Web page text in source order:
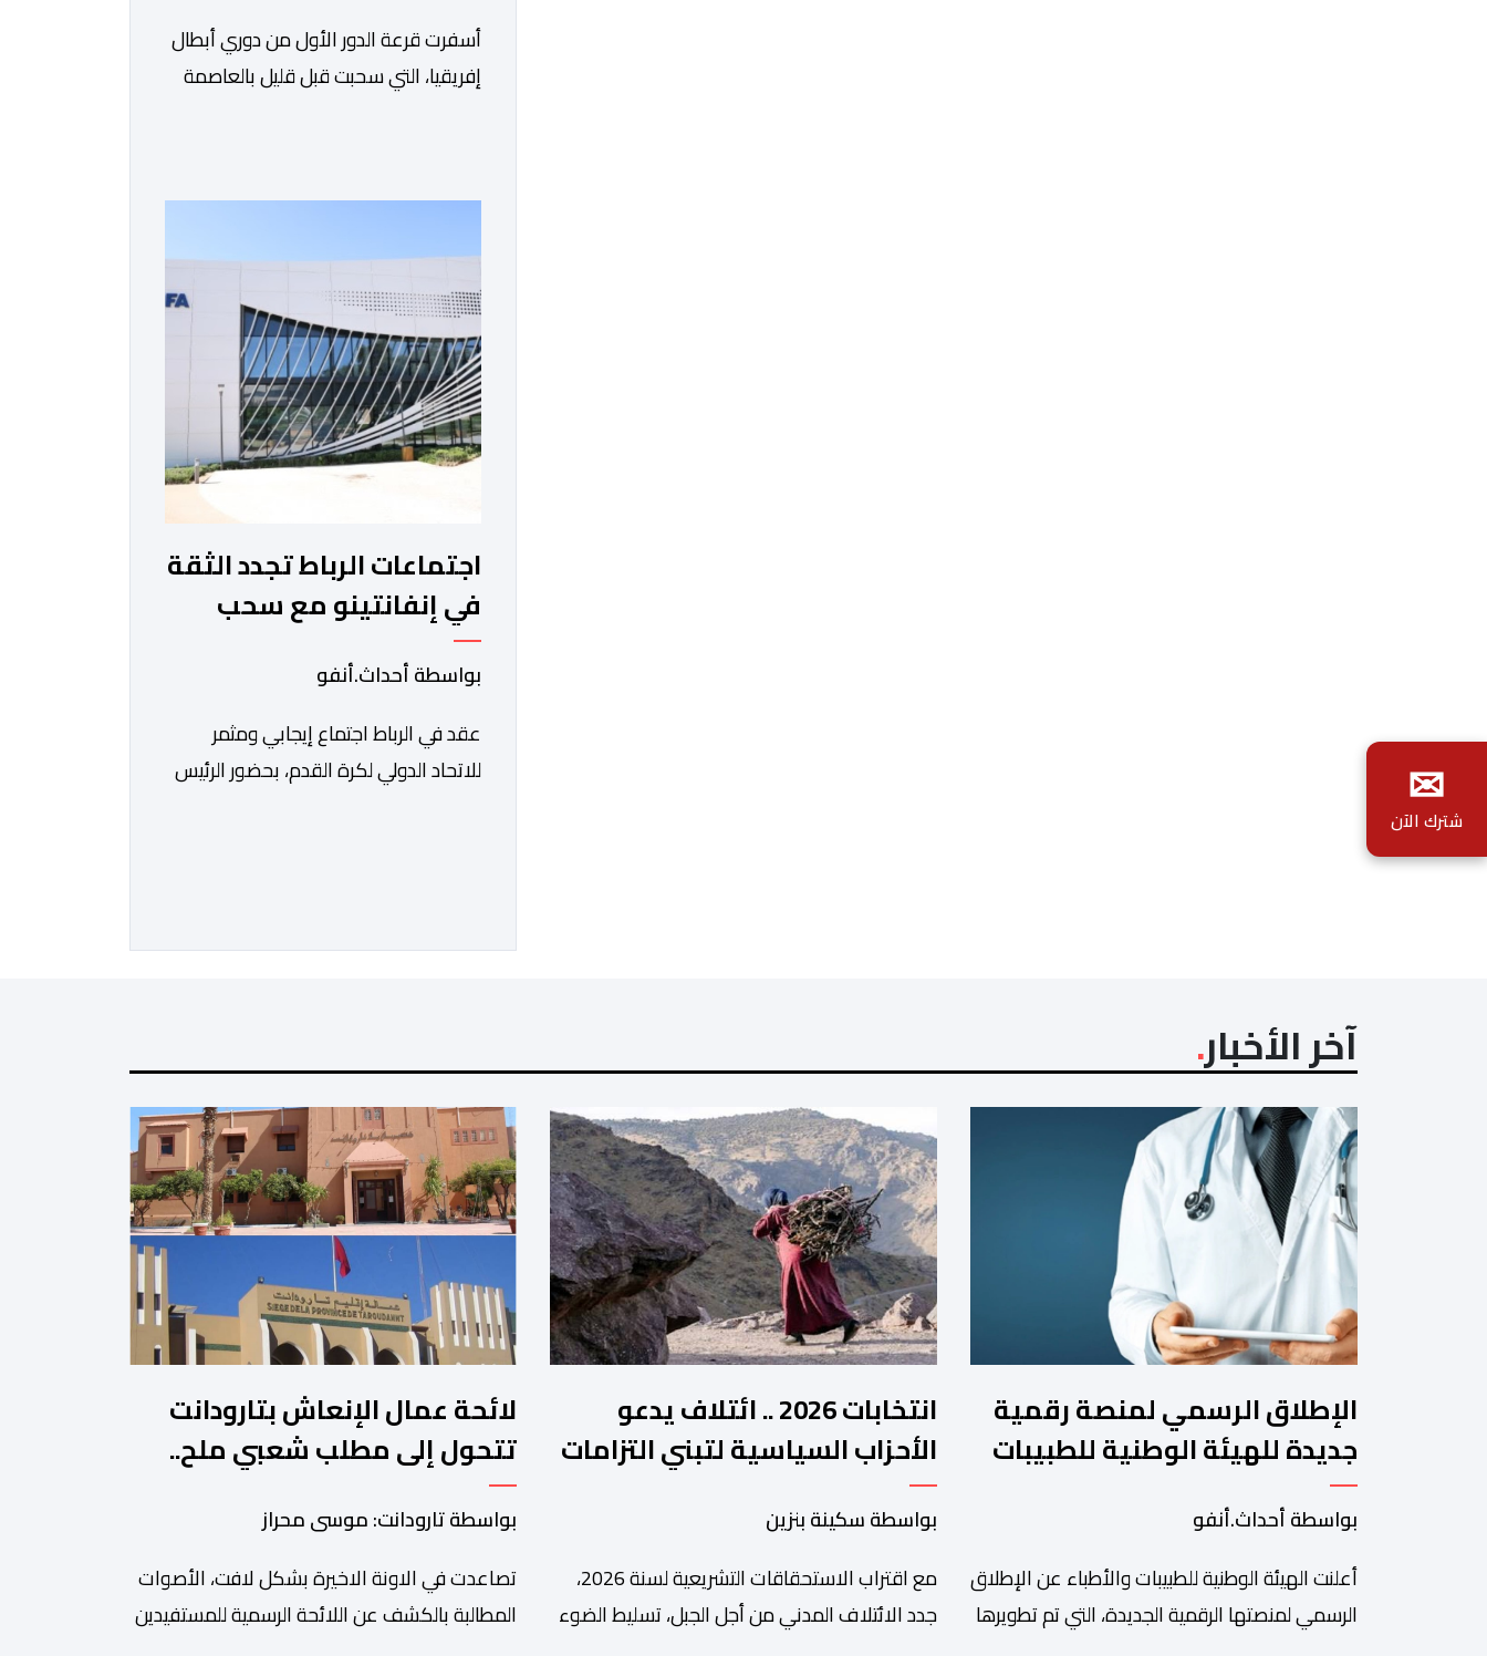
أسفرت قرعة الدور الأول من دوري أبطال
إفريقيا، التي سحبت قبل قليل بالعاصمة
موعد في هذا الدور مع الفائز من المباراة
التي تجمع بين ستار سبورت السييراليوني
ونادي المدينة الغامبي، حيث يطمح
الفريق […]
اجتماعات الرباط تجدد الثقة
في إنفانتينو مع سحب
مشروع الفيفا
بواسطة أحداث.أنفو
عقد في الرباط اجتماع إيجابي ومثمر
للاتحاد الدولي لكرة القدم، بحضور الرئيس
الثقة المتبادلة بين القيادة التنفيذية
الوحيد المباشر والمنتخب من قِبل 211
اتحادا […]
آخر الأخبار
الإطلاق الرسمي لمنصة رقمية
جديدة للهيئة الوطنية للطبيبات
والأطباء
بواسطة أحداث.أنفو
أعلنت الهيئة الوطنية للطبيبات والأطباء عن الإطلاق
الرسمي لمنصتها الرقمية الجديدة، التي تم تطويرها
انتخابات 2026 .. ائتلاف يدعو
الأحزاب السياسية لتبني التزامات
واضحة تجاه المناطق الجبلية
بواسطة سكينة بنزين
مع اقتراب الاستحقاقات التشريعية لسنة 2026،
جدد الائتلاف المدني من أجل الجبل، تسليط الضوء
لائحة عمال الإنعاش بتارودانت
تتحول إلى مطلب شعبي ملح..
فمن يجيب؟.
بواسطة تارودانت: موسى محراز
تصاعدت في الاونة الاخيرة بشكل لافت، الأصوات
المطالبة بالكشف عن اللائحة الرسمية للمستفيدين
✉
شترك الآن